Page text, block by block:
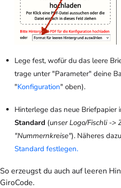
Lege fest, wofür du das leere
trage unter "Parameter" deine
"Konfiguration" oben).
Hinterlege das neue Briefpapier
Standard (unser Logo/Fischli ->
"Nummernkreise"). Näheres
Standard festlegen.
So erzeugst du auch auf leeren
GiroCode.